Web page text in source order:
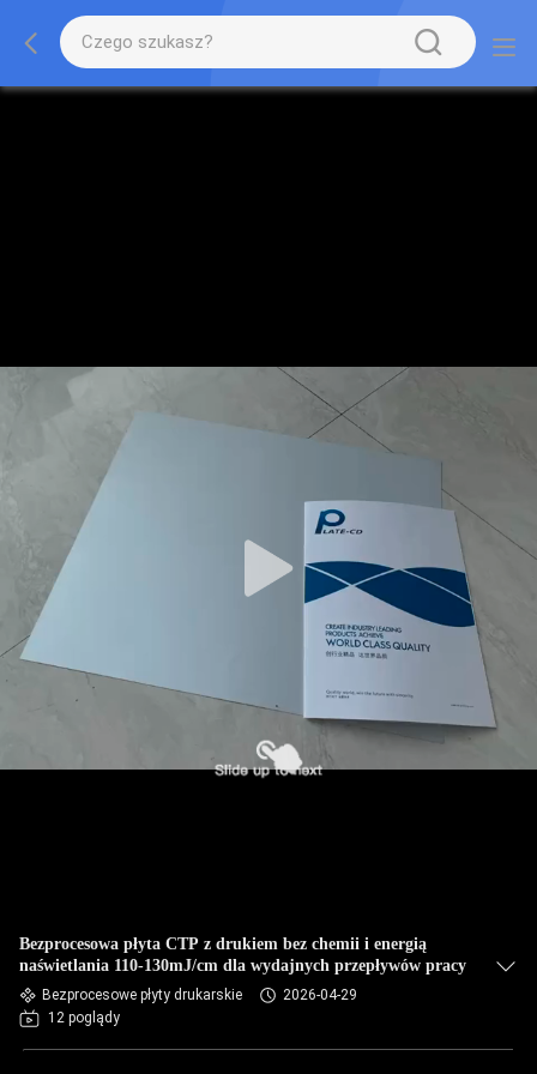
Bezprocesowa płyta CTP z drukiem bez chemii i energią
naświetlania 110-130mJ/cm dla wydajnych przepływów pracy
Bezprocesowe płyty drukarskie
2026-04-29
12 poglądy